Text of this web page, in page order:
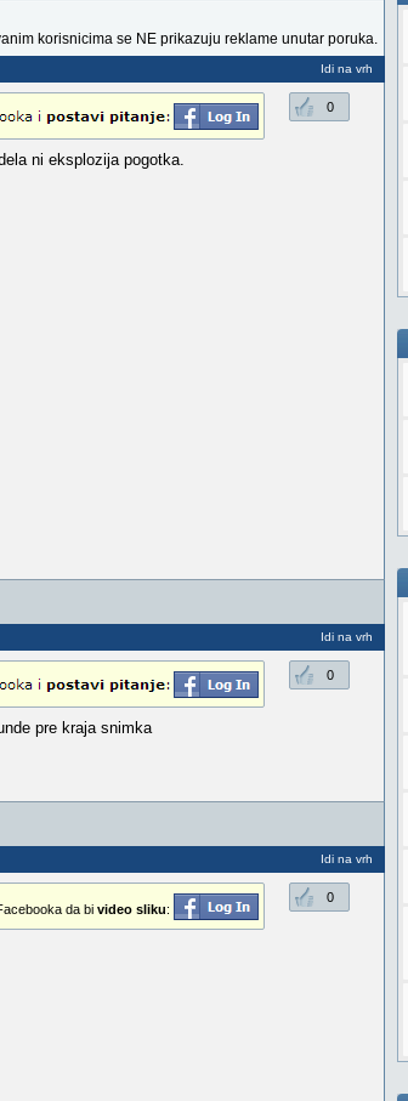
korisnicima se NE prikazuju reklame unutar poruka.
Idi na vrh
0
ni eksplozija pogotka.
Idi na vrh
0
pre kraja snimka
Idi na vrh
0
da bi video sliku: